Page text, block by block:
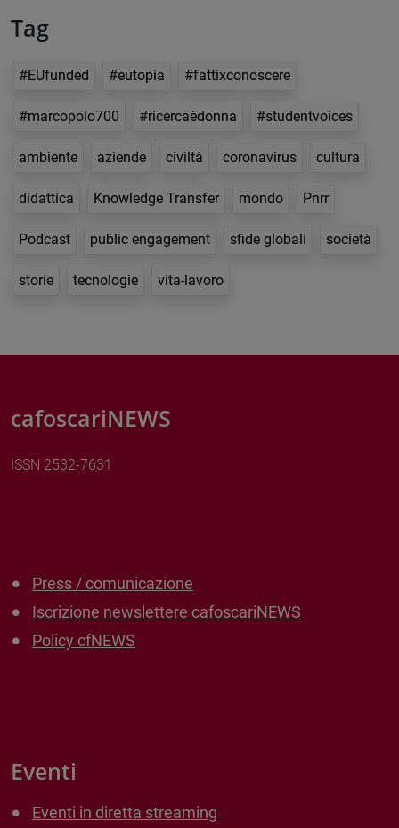
Tag
#EUfunded #eutopia #fattixconoscere
#marcopolo700 #ricercaèdonna #studentvoices
ambiente aziende civiltà coronavirus cultura
didattica Knowledge Transfer mondo Pnrr
Podcast public engagement sfide globali società
storie tecnologie vita-lavoro
cafoscariNEWS
ISSN 2532-7631
Press / comunicazione
Iscrizione newslettere cafoscariNEWS
Policy cfNEWS
Eventi
Eventi in diretta streaming